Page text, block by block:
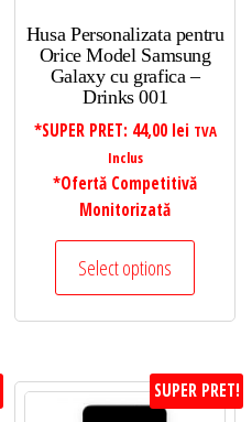
Husa Personalizata pentru
Orice Model Samsung
Galaxy cu grafica –
Drinks 001
*SUPER PRET: 44,00 lei TVA
Inclus
*Ofertă Competitivă
Monitorizată
Select options
SUPER PRET!